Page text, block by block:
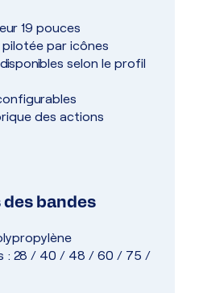
19 pouces
par icônes
selon le profil
des actions
bandes
: 28 / 40 / 48 / 60 / 75 /